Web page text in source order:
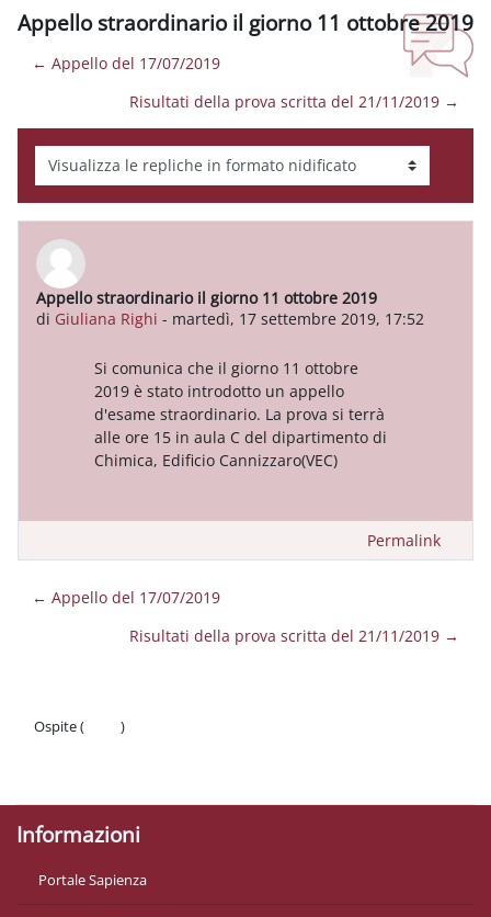
Appello straordinario il giorno 11 ottobre 2019
← Appello del 17/07/2019
Risultati della prova scritta del 21/11/2019 →
Modalità visualizzazione
Appello straordinario il giorno 11 ottobre 2019
di Giuliana Righi - martedì, 17 settembre 2019, 17:52
Numero di risposte: 0
Si comunica che il giorno 11 ottobre
2019 è stato introdotto un appello
d'esame straordinario. La prova si terrà
alle ore 15 in aula C del dipartimento di
Chimica, Edificio Cannizzaro(VEC)
Permalink
← Appello del 17/07/2019
Risultati della prova scritta del 21/11/2019 →
Ospite (
)
Informazioni
Portale Sapienza